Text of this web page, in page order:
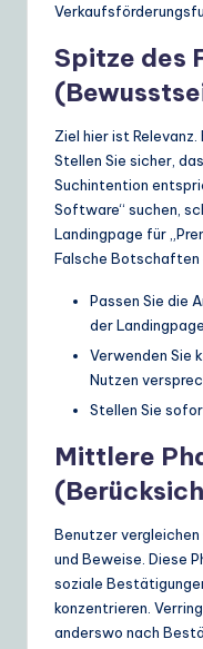
Spitze des
Ziel hier ist
Stellen Sie sicher,
Suchintention
Software“ suchen,
Landingpage für
Falsche Botschaften
Passen Sie die
der Landingpage
Verwenden Sie
Nutzen
Stellen Sie
Mittlere
Benutzer vergleichen
und Beweise. Diese
soziale
konzentrieren.
anderswo nach